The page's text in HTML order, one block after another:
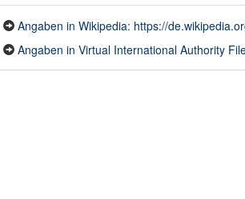
Angaben in Wikipedia: https://
Angaben in Virtual International Authority